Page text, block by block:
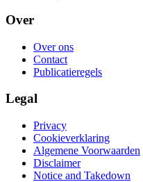
Over
Over ons
Contact
Publicatieregels
Legal
Privacy
Cookieverklaring
Algemene Voorwaarden
Disclaimer
Notice and Takedown